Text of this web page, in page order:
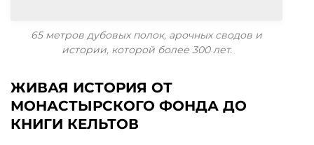
65 метров дубовых полок, арочных сводов и
истории, которой более 300 лет.
ЖИВАЯ ИСТОРИЯ ОТ
МОНАСТЫРСКОГО ФОНДА ДО
КНИГИ КЕЛЬТОВ